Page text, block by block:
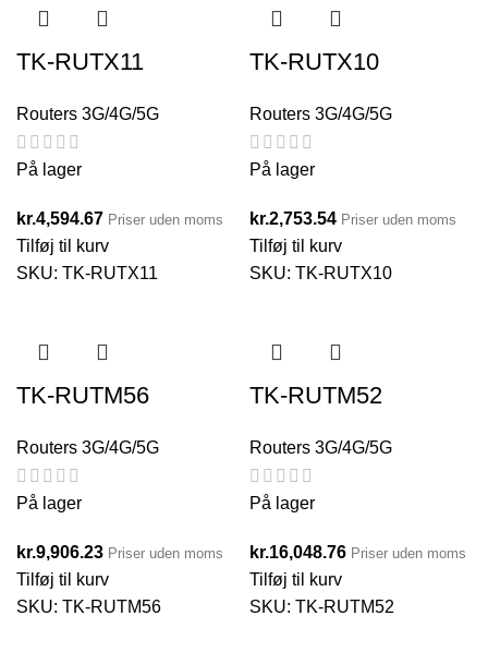
TK-RUTX11
Routers 3G/4G/5G
På lager
kr.4,594.67 Priser uden moms
Tilføj til kurv
SKU: TK-RUTX11
TK-RUTX10
Routers 3G/4G/5G
På lager
kr.2,753.54 Priser uden moms
Tilføj til kurv
SKU: TK-RUTX10
TK-RUTM56
Routers 3G/4G/5G
På lager
kr.9,906.23 Priser uden moms
Tilføj til kurv
SKU: TK-RUTM56
TK-RUTM52
Routers 3G/4G/5G
På lager
kr.16,048.76 Priser uden moms
Tilføj til kurv
SKU: TK-RUTM52